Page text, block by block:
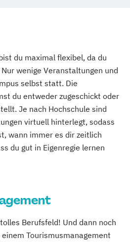
du maximal flexibel, da du
wenige Veranstaltungen und
selbst statt. Die
du entweder zugeschickt oder
Je nach Hochschule sind
virtuell hinterlegt, sodass
wann immer es dir zeitlich
du gut in Eigenregie lernen
Berufsfeld! Und dann noch
Tourismusmanagement